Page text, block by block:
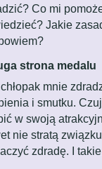
Co mi
Jakie
strona medalu
mnie
i smutku.
w swoją
nie stratą
zdradę. I